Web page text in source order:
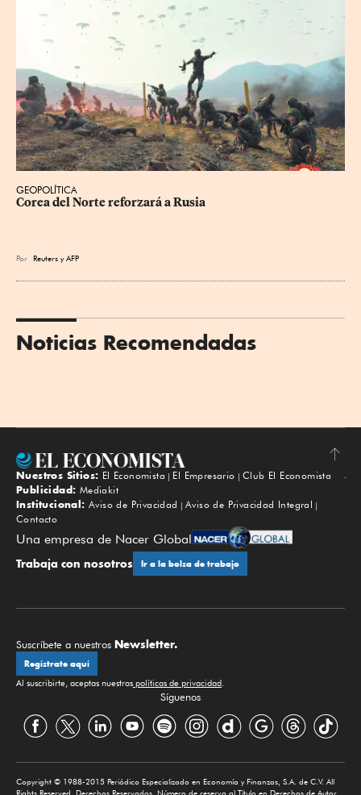
GEOPOLÍTICA
Corea del Norte reforzará a Rusia
Por Reuters yAFP
Noticias Recomendadas
Subir
Nuestros Sitios: El Economista El Empresario
Club El Economista
Publicidad: Mediakit
Institucional: Aviso de Privacidad
Aviso de Privacidad Integral
Contacto
Una empresa de Nacer Global
Trabaja con nosotros Ir a la bolsa de trabajo
Suscríbete a nuestros Newsletter.
Regístrate aquí
Al suscribirte, aceptas nuestras políticas de privacidad.
Síguenos
Copyright © 1988-2015 Periódico Especializado en Economía y Finanzas, S.A. de C.V. All
Rights Reserved. Derechos Reservados. Número de reserva al Título en Derechos de Autor